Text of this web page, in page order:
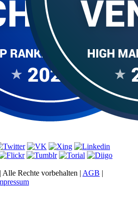
Rechte vorbehalten | AGB